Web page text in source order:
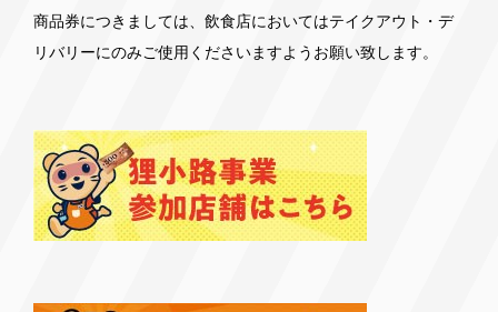
商品券につきましては、飲食店においてはテイクアウト・デ
リバリーにのみご使用くださいますようお願い致します。